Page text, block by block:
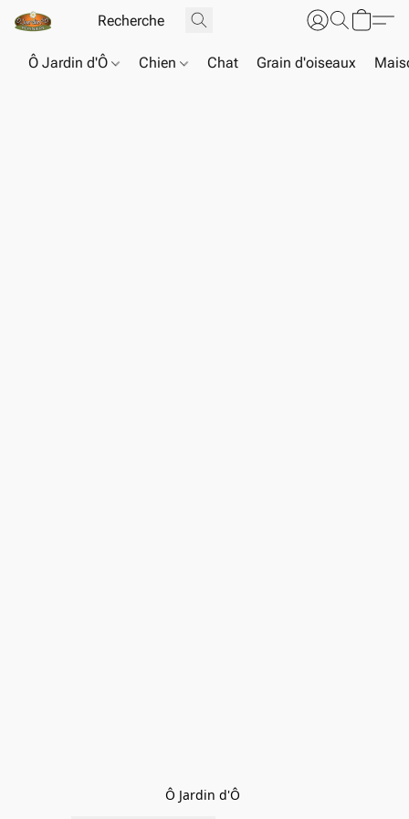
Ô Jardin d'Ô Chien Chat Grain d'oiseaux
Ô Jardin d'Ô